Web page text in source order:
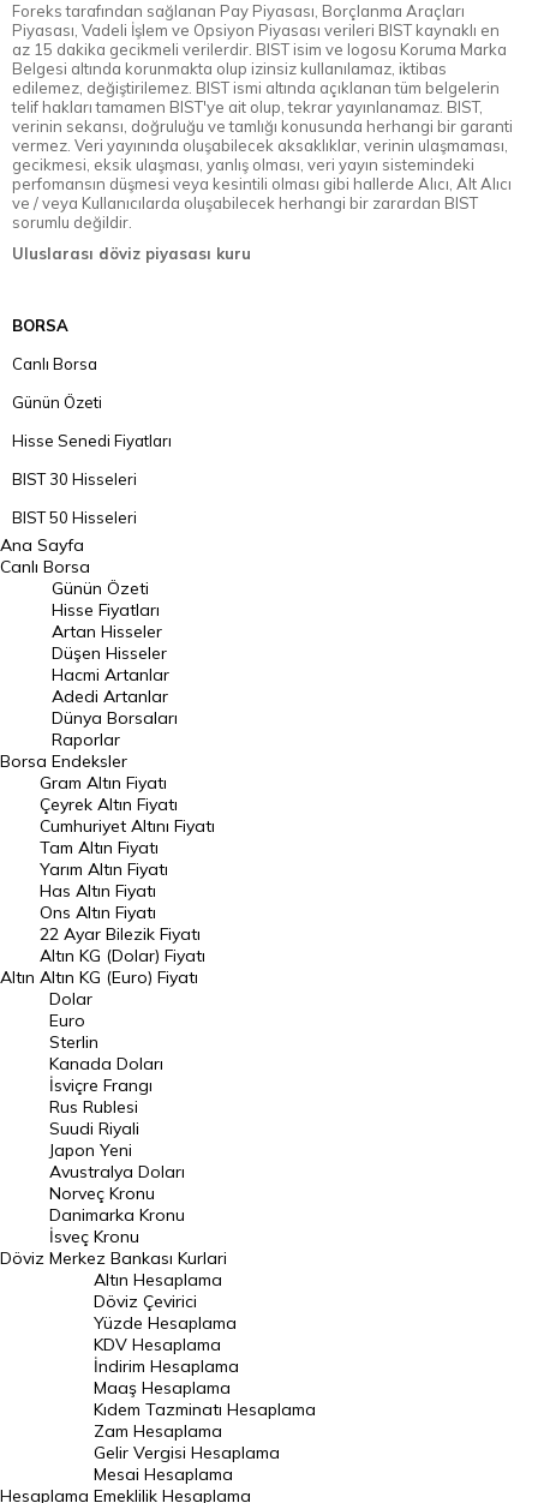
Foreks tarafından sağlanan Pay Piyasası, Borçlanma Araçları
Piyasası, Vadeli İşlem ve Opsiyon Piyasası verileri BIST kaynaklı en
az 15 dakika gecikmeli verilerdir. BIST isim ve logosu Koruma Marka
Belgesi altında korunmakta olup izinsiz kullanılamaz, iktibas
edilemez, değiştirilemez. BIST ismi altında açıklanan tüm belgelerin
telif hakları tamamen BIST'ye ait olup, tekrar yayınlanamaz. BIST,
verinin sekansı, doğruluğu ve tamlığı konusunda herhangi bir garanti
vermez. Veri yayınında oluşabilecek aksaklıklar, verinin ulaşmaması,
gecikmesi, eksik ulaşması, yanlış olması, veri yayın sistemindeki
perfomansın düşmesi veya kesintili olması gibi hallerde Alıcı, Alt Alıcı
ve / veya Kullanıcılarda oluşabilecek herhangi bir zarardan BIST
sorumlu değildir.
Uluslarası döviz piyasası kuru
BORSA
Canlı Borsa
Günün Özeti
Hisse Senedi Fiyatları
BIST 30 Hisseleri
BIST 50 Hisseleri
BIST 100 Hisseleri
En Çok Artan Hisseler
En Çok Düşen Hisseler
Hacmi Artanlar
Geçmiş Kapanışlar
Dünya Borsaları
Raporlar
Endeksler
DÖVİZ
Döviz Kuru
Dolar Kuru
Euro Kuru
Pound Kuru
Frank Kuru
Riyal Kuru
Avustralya Doları
Danimarka Kronu Kuru
Kanada Doları Kuru
Norveç Kronu Kuru
İsveç Kronu Kuru
Japon Yeni Kuru
Serbest Piyasa Döviz Kurları
Merkez Bankası Döviz Kurları
Ana Sayfa
Canlı Borsa
Borsa
Günün Özeti
Hisse Fiyatları
Artan Hisseler
Düşen Hisseler
Hacmi Artanlar
Adedi Artanlar
Dünya Borsaları
Raporlar
Endeksler
Altın
Gram Altın Fiyatı
Çeyrek Altın Fiyatı
Cumhuriyet Altını Fiyatı
Tam Altın Fiyatı
Yarım Altın Fiyatı
Has Altın Fiyatı
Ons Altın Fiyatı
22 Ayar Bilezik Fiyatı
Altın KG (Dolar) Fiyatı
Altın KG (Euro) Fiyatı
Döviz
Dolar
Euro
Sterlin
Kanada Doları
İsviçre Frangı
Rus Rublesi
Suudi Riyali
Japon Yeni
Avustralya Doları
Norveç Kronu
Danimarka Kronu
İsveç Kronu
Merkez Bankası Kurlari
Hesaplama
Altın Hesaplama
Döviz Çevirici
Yüzde Hesaplama
KDV Hesaplama
İndirim Hesaplama
Maaş Hesaplama
Kıdem Tazminatı Hesaplama
Zam Hesaplama
Gelir Vergisi Hesaplama
Mesai Hesaplama
Emeklilik Hesaplama